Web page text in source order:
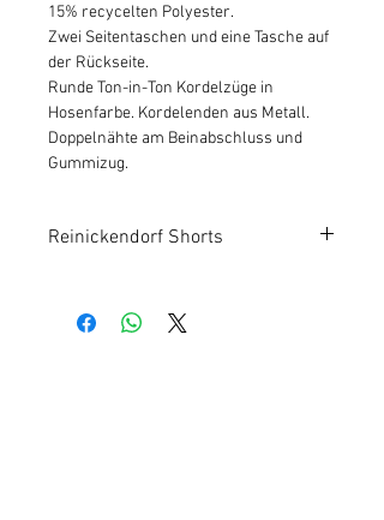
15% recycelten Polyester.
Zwei Seitentaschen und eine Tasche auf
der Rückseite.
Runde Ton-in-Ton Kordelzüge in
Hosenfarbe. Kordelenden aus Metall.
Doppelnähte am Beinabschluss und
Gummizug.
Reinickendorf Shorts